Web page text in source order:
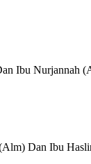
Ibu Nurjannah
Dan Ibu